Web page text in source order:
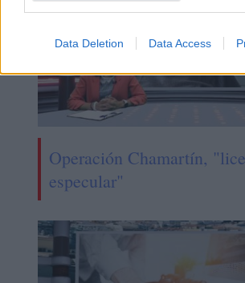
Data Deletion Data Access
Operación Chamartín,
especular"